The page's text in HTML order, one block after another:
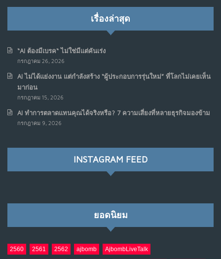
เรื่องล่าสุด
“AI ต้องมีเบรค“ ไม่ใช่มีแต่คันเร่ง
กรกฎาคม 26, 2026
AI ไม่ได้แย่งงาน แต่กำลังสร้าง “ผู้ประกอบการรุ่นใหม่” ที่โลกไม่เคยเห็น
มาก่อน
กรกฎาคม 15, 2026
AI ทำการตลาดแทนคุณได้จริงหรือ? 7 ความเสี่ยงที่หลายธุรกิจมองข้าม
กรกฎาคม 9, 2026
INSTAGRAM FEED
ยอดนิยม
2560 2561 2562 ajbomb AjbombLiveTalk